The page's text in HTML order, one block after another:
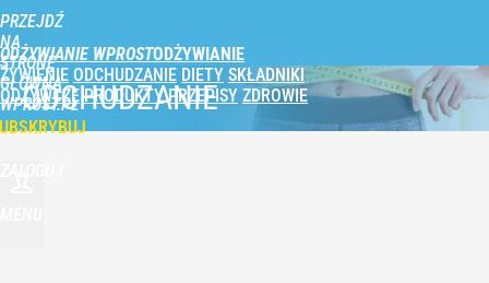
PRZEJDŹ
NA
STRONĘ
GŁÓWNĄ
WPROST.PL
ODŻYWIANIE WPROST
ŻYWIENIE ODCHUDZANIE DIETY SKŁADNIKI
ODŻYWCZE PRODUKTY PRZEPISY ZDROWIE
ODCHUDZANIE